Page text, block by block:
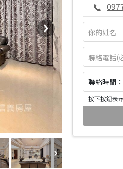
聯絡時間
按下按鈕表